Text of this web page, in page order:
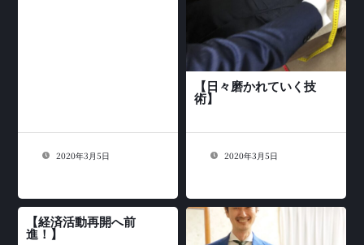
2020年3月5日
【日々磨かれていく技
術】
2020年3月5日
【経済活動再開へ前
進！】